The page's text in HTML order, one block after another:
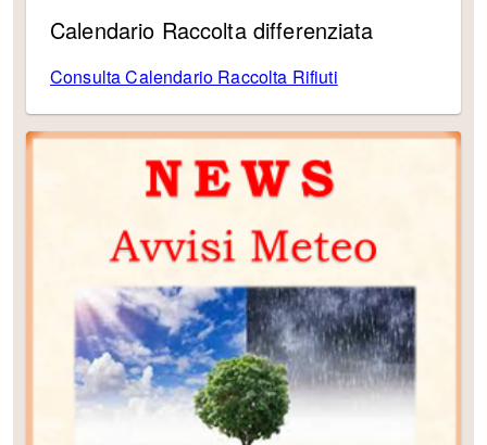
Calendario Raccolta differenziata
Consulta Calendario Raccolta Rifiuti